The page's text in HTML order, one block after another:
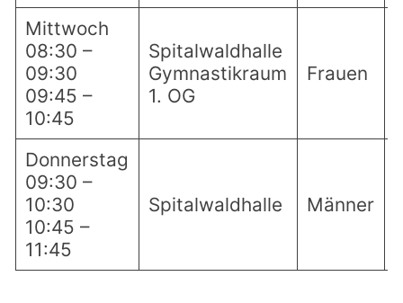
Mittwoch
08:30 –
09:30
09:45 –
10:45
Spitalwaldhalle
Gymnastikraum
1. OG
Frauen
Donnerstag
09:30 –
10:30
10:45 –
11:45
Spitalwaldhalle Männer